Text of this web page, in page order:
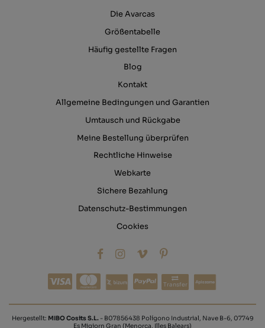
Die Avarcas
Größentabelle
Häufig gestellte Fragen
Blog
Kontakt
Allgemeine Bedingungen und Garantien
Umtausch und Rückgabe
Meine Bestellung überprüfen
Rechtliche Hinweise
Webkarte
Sichere Bezahlung
Datenschutz-Bestimmungen
Cookies
Transfer
Hergestellt: MIBO Cosits S.L.- B07856438 Polígono Industrial, Nave B-6, 07749
Es Migjorn Gran (Menorca, Illes Balears)